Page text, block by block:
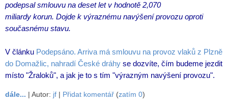
podepsal smlouvu na deset let v hodnotě 2,070
miliardy korun. Dojde k výraznému navýšení provozu oproti
současnému stavu.
V článku Podepsáno. Arriva má smlouvu na provoz vlaků z Plzně
do Domažlic, nahradí České dráhy se dozvíte, čím budeme jezdit
místo "Žraloků", a jak je to s tím "výrazným navýšení provozu".
dále... | Autor: jf | Přidat komentář (zatím 0)